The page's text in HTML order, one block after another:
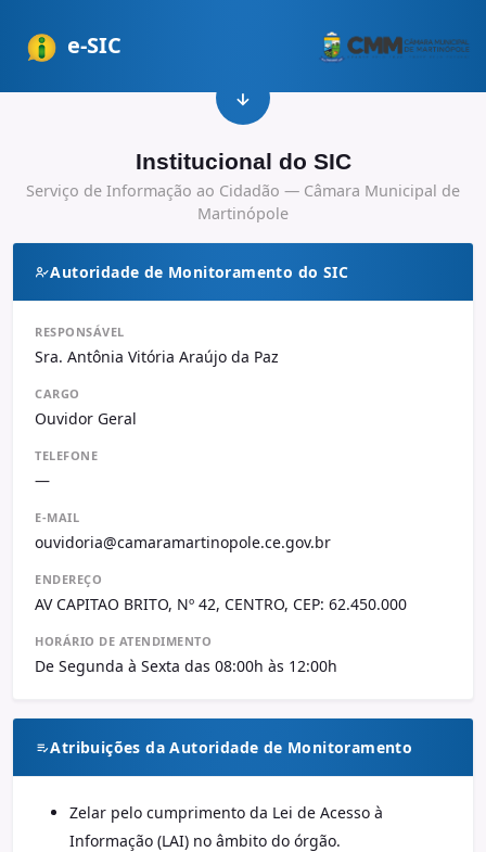
e-SIC
Institucional do SIC
Serviço de Informação ao Cidadão — Câmara Municipal de
Martinópole
Autoridade de Monitoramento do SIC
RESPONSÁVEL
Sra. Antônia Vitória Araújo da Paz
CARGO
Ouvidor Geral
TELEFONE
—
E-MAIL
ouvidoria@camaramartinopole.ce.gov.br
ENDEREÇO
AV CAPITAO BRITO, Nº 42, CENTRO, CEP: 62.450.000
HORÁRIO DE ATENDIMENTO
De Segunda à Sexta das 08:00h às 12:00h
Atribuições da Autoridade de Monitoramento
Zelar pelo cumprimento da Lei de Acesso à
Informação (LAI) no âmbito do órgão.